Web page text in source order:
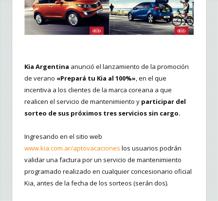
Kia Argentina anunció el lanzamiento de la promoción
de verano «Prepará tu Kia al 100%», en el que
incentiva a los clientes de la marca coreana a que
realicen el servicio de mantenimiento y participar del
sorteo de sus próximos tres servicios sin cargo.
Ingresando en el sitio web
www.kia.com.ar/aptovacaciones los usuarios podrán
validar una factura por un servicio de mantenimiento
programado realizado en cualquier concesionario oficial
Kia, antes de la fecha de los sorteos (serán dos).